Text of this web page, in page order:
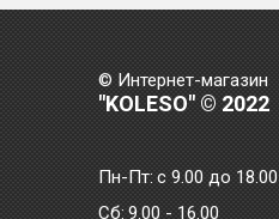
© Интернет-магазин
"KOLESO" © 2022
Пн-Пт:с 9.00 до 18.00
Сб: 9.00 - 16.00